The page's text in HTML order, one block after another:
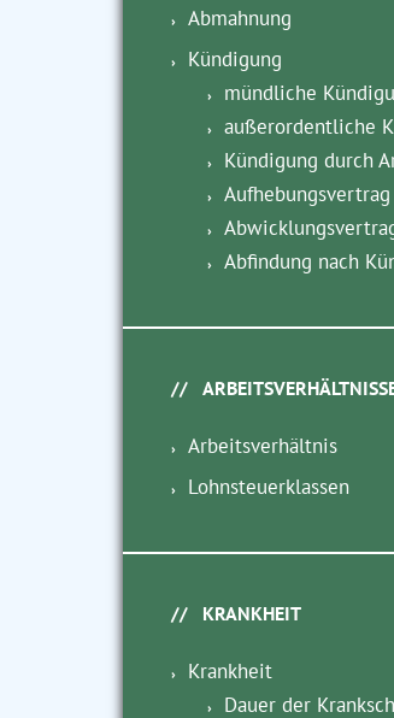
Abmahnung
Kündigung
mündliche
außerordentliche
Kündigung durch
Aufhebungsvertrag
Abfindung nach
Arbeitsverhältnis
Lohnsteuerklassen
KRANKHEIT
Krankheit
Dauer der